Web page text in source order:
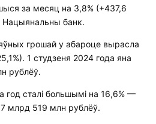
за месяц на 3,8% (+437,6
Нацыянальны банк.
грошай у абароце вырасла
1 студзеня 2024 года яна
рублёў.
год сталі большымі на 16,6% —
млрд 519 млн рублёў.